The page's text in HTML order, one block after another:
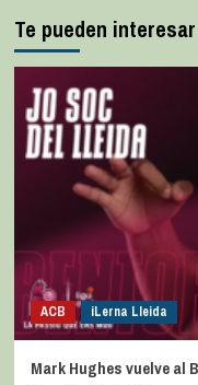
Te pueden interesar
ACB iLerna Lleida
Mark Hughes vuelve al